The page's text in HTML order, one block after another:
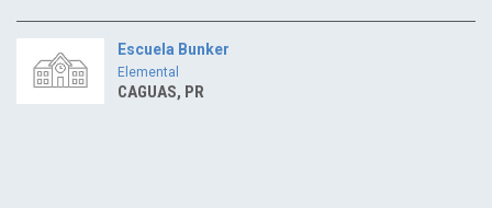
Escuela Bunker
Elemental
CAGUAS, PR